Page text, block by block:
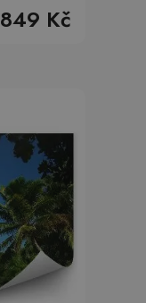
849 Kč